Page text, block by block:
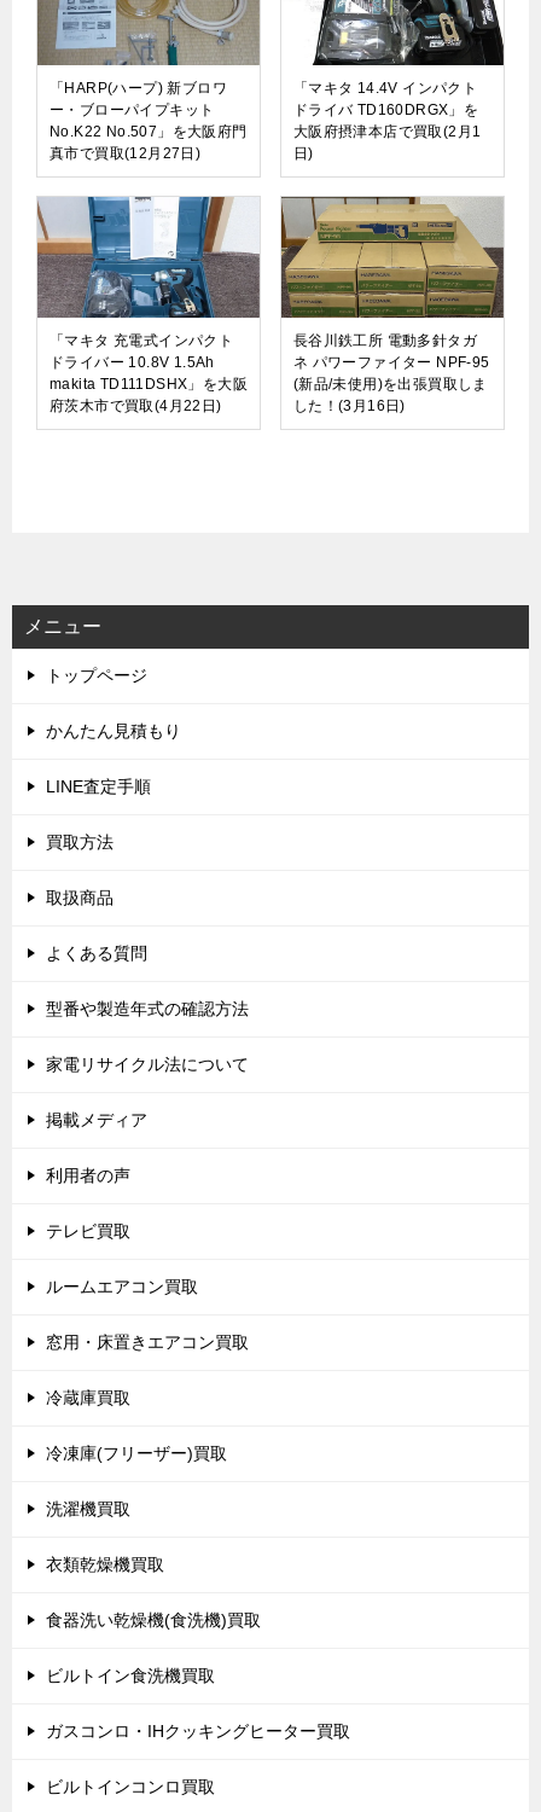
「HARP(ハープ) 新ブロワ
ー・ブローパイプキット
No.K22 No.507」を大阪府門
真市で買取(12月27日)
「マキタ 14.4V インパクト
ドライバ TD160DRGX」を
大阪府摂津本店で買取(2月1
日)
「マキタ 充電式インパクト
ドライバー 10.8V 1.5Ah
makita TD111DSHX」を大阪
府茨木市で買取(4月22日)
長谷川鉄工所 電動多針タガ
ネ パワーファイター NPF-95
(新品/未使用)を出張買取しま
した！(3月16日)
メニュー
トップページ
かんたん見積もり
LINE査定手順
買取方法
取扱商品
よくある質問
型番や製造年式の確認方法
家電リサイクル法について
掲載メディア
利用者の声
テレビ買取
ルームエアコン買取
窓用・床置きエアコン買取
冷蔵庫買取
冷凍庫(フリーザー)買取
洗濯機買取
衣類乾燥機買取
食器洗い乾燥機(食洗機)買取
ビルトイン食洗機買取
ガスコンロ・IHクッキングヒーター買取
ビルトインコンロ買取